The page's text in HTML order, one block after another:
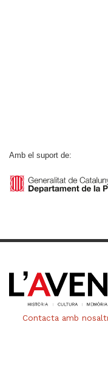
Amb el suport de:
Contacta amb